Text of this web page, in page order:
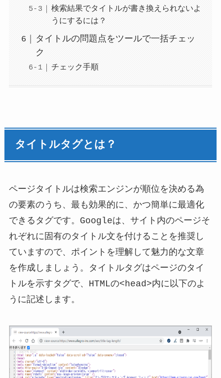
検索結果でタイトルが書き換えられないよ
うにするには？
タイトルの問題点をツールで一括チェッ
ク
チェック手順
タイトルタグとは？
ページタイトルは検索エンジンが順位を決める為
の要素のうち、最も効果的に、かつ簡単に最適化
できるタグです。Googleは、サイト内のページそ
れぞれに固有のタイトル文を付けることを推奨し
ていますので、ポイントを理解して魅力的な文章
を作成しましょう。タイトルタグはページのタイ
トルを示すタグで、HTMLの<head>内に以下のよ
うに記述します。